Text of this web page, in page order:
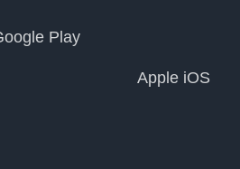
Apple iOS